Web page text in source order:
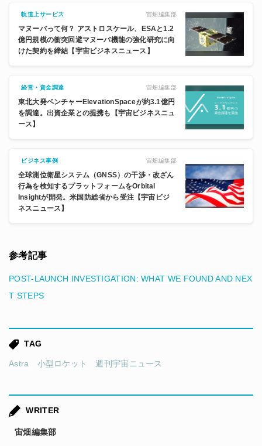
軌道上サービス 宙畑編集部
マヌーバって何？ アストロスケール、ESAと1.2
億円規模の衝突回避マヌーバ機能の強化研究に向
けた契約を締結【宇宙ビジネスニュース】
経営・資金調達 宙畑編集部
東北大発ベンチャーElevationSpaceが約3.1億円
を調達。出資企業との提携も【宇宙ビジネスニュ
ース】
ビジネス事例 宙畑編集部
全球測位衛星システム（GNSS）の干渉・改ざん
行為を検知するプラットフォームをOrbital
Insightが開発。米国防総省から受注【宇宙ビジ
ネスニュース】
参考記事
POST-LAUNCH INVESTIGATION: WHAT WE FOUND AND NEX
T STEPS
TAG
Astra 小型ロケット 週刊宇宙ニュース
WRITER
宙畑編集部